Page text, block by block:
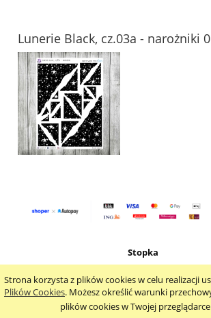
Strona korzysta z plików cookies w celu realizacji
Plików Cookies. Możesz określić warunki
plików cookies w Twojej
Lunerie Black, cz.03a - narożniki
Stopka
pokaż pełną wersję
Sklep internetowy Shoplo.pl, powered